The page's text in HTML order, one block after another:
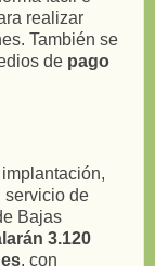
realizar
También se
de pago
servicio de
Bajas
3.120
, con